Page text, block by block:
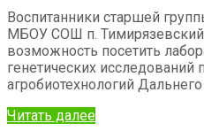
Воспитанники старшей
МБОУ СОШ п. Тимирязевский
возможность посетить
генетических
агробиотехнологий
Читать далее